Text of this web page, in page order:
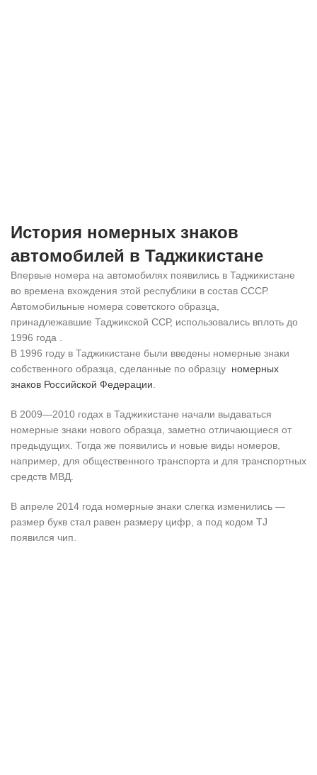
История номерных знаков
автомобилей в Таджикистане
Впервые номера на автомобилях появились в Таджикистане
во времена вхождения этой республики в состав СССР.
Автомобильные номера советского образца,
принадлежавшие Таджикской ССР, использовались вплоть до
1996 года .
В 1996 году в Таджикистане были введены номерные знаки
собственного образца, сделанные по образцу номерных
знаков Российской Федерации.
В 2009—2010 годах в Таджикистане начали выдаваться
номерные знаки нового образца, заметно отличающиеся от
предыдущих. Тогда же появились и новые виды номеров,
например, для общественного транспорта и для транспортных
средств МВД.
В апреле 2014 года номерные знаки слегка изменились —
размер букв стал равен размеру цифр, а под кодом TJ
появился чип.